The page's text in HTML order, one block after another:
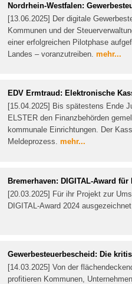
Nordrhein-Westfalen:
[13.06.2025] Der digitale
Kommunen und der
einer erfolgreichen Pilotphase
Landes – voranzutreiben. mehr...
EDV Ermtraud: Elektronische
[15.04.2025] Bis spätestens Ende
ELSTER den Finanzbehörden
kommunale Einrichtungen. Der
Meldeprozess. mehr...
Bremerhaven: DIGITAL-Award
[20.03.2025] Für ihr Projekt zur
DIGITAL-Award 2024 ausgezeichnet
Gewerbesteuerbescheid: Die
[14.03.2025] Von der
profitieren Kommunen,